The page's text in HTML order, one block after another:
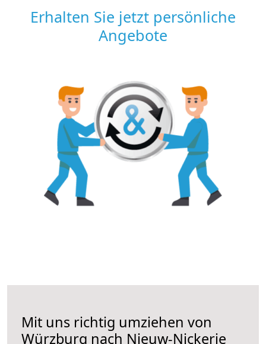
Erhalten Sie jetzt persönliche
Angebote
Mit uns richtig umziehen von
Würzburg nach Nieuw-Nickerie